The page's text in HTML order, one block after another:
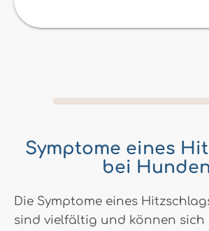
Symptome eines
bei Hunden
Die Symptome eines
sind vielfältig und können sich